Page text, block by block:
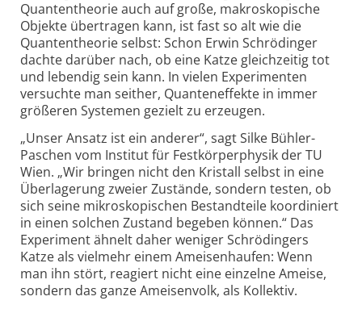
Quantentheorie auch auf große, makroskopische
Objekte übertragen kann, ist fast so alt wie die
Quantentheorie selbst: Schon Erwin Schrödinger
dachte darüber nach, ob eine Katze gleichzeitig tot
und lebendig sein kann. In vielen Experimenten
versuchte man seither, Quanteneffekte in immer
größeren Systemen gezielt zu erzeugen.
„Unser Ansatz ist ein anderer“, sagt Silke Bühler-
Paschen vom Institut für Festkörperphysik der TU
Wien. „Wir bringen nicht den Kristall selbst in eine
Überlagerung zweier Zustände, sondern testen, ob
sich seine mikroskopischen Bestandteile koordiniert
in einen solchen Zustand begeben können.“ Das
Experiment ähnelt daher weniger Schrödingers
Katze als vielmehr einem Ameisenhaufen: Wenn
man ihn stört, reagiert nicht eine einzelne Ameise,
sondern das ganze Ameisenvolk, als Kollektiv.